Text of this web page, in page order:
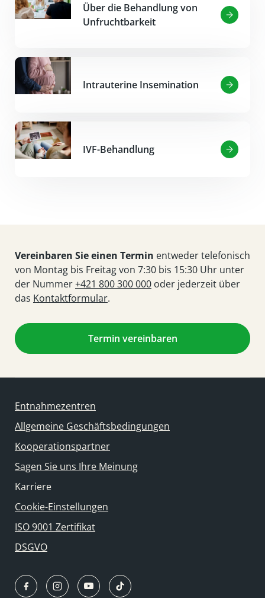
Über die Behandlung von
Unfruchtbarkeit
Intrauterine Insemination
IVF-Behandlung
Vereinbaren Sie einen Termin entweder telefonisch
von Montag bis Freitag von 7:30 bis 15:30 Uhr unter
der Nummer+421 800 300 000 oder jederzeit über
das Kontaktformular.
Termin vereinbaren
Entnahmezentren
Allgemeine Geschäftsbedingungen
Kooperationspartner
Sagen Sie uns Ihre Meinung
Karriere
Cookie-Einstellungen
ISO 9001 Zertifikat
DSGVO